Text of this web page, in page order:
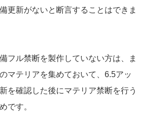
更新がないと断言することはできま
フル禁断を製作していない方は、ま
マテリアを集めておいて、6.5アッ
を確認した後にマテリア禁断を行う
です。